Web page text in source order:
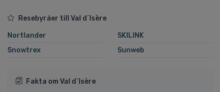
Resebyråer till Val d´Isère
Nortlander
SKILINK
Snowtrex
Sunweb
Fakta om Val d´Isère